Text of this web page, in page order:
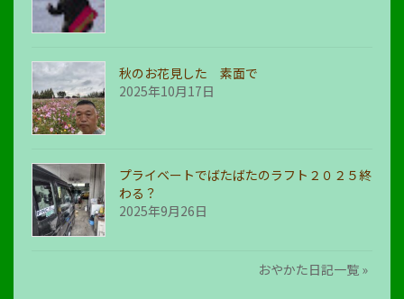
秋のお花見した 素面で
2025年10月17日
プライベートでばたばたのラフト２０２５終
わる？
2025年9月26日
おやかた日記一覧 »